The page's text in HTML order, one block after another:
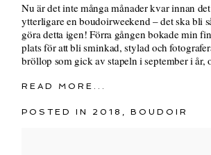
Nu är det inte många månader kvar innan
ytterligare en boudoirweekend – det ska bli
göra detta igen! Förra gången bokade min
plats för att bli sminkad, stylad och
bröllop som gick av stapeln i september i
READ MORE...
POSTED IN 2018 ,BOUDOIR